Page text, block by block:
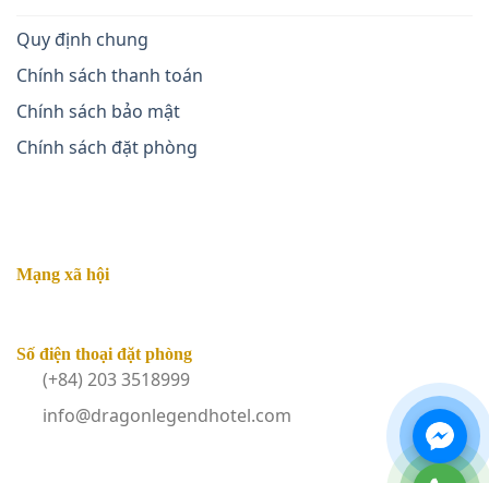
Quy định chung
Chính sách thanh toán
Chính sách bảo mật
Chính sách đặt phòng
Mạng xã hội
Số điện thoại đặt phòng
(+84) 203 3518999
info@dragonlegendhotel.com